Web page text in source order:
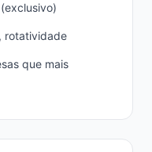
rotatividade
que mais